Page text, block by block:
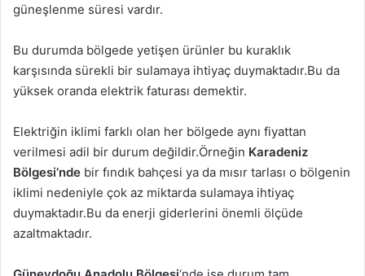
güneşlenme süresi vardır.
Bu durumda bölgede yetişen ürünler bu kuraklık
karşısında sürekli bir sulamaya ihtiyaç duymaktadır.Bu da
yüksek oranda elektrik faturası demektir.
Elektriğin iklimi farklı olan her bölgede aynı fiyattan
verilmesi adil bir durum değildir.Örneğin Karadeniz
Bölgesi’nde bir fındık bahçesi ya da mısır tarlası o bölgenin
iklimi nedeniyle çok az miktarda sulamaya ihtiyaç
duymaktadır.Bu da enerji giderlerini önemli ölçüde
azaltmaktadır.